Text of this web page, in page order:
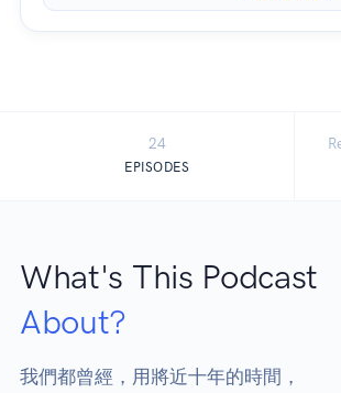
24
EPISODES
What's This Podcast
About?
我們都曾經，用將近十年的時間，